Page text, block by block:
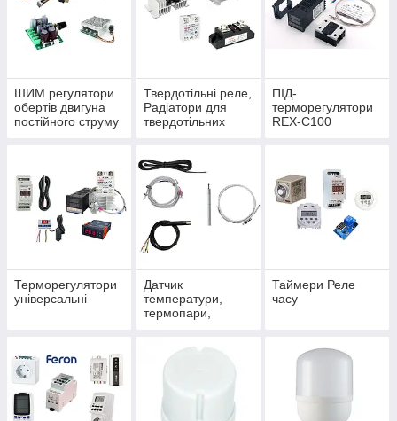
ШИМ регулятори
обертів двигуна
постійного струму
Твердотільні реле,
Радіатори для
твердотільних
ПІД-
терморегулятори
REX-C100
Терморегулятори
універсальні
Датчик
температури,
термопари,
ланцюжок
Таймери Реле
часу